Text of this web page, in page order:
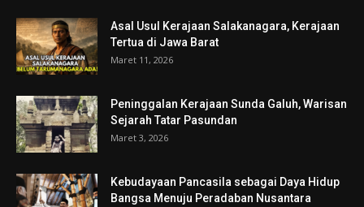
Asal Usul Kerajaan Salakanagara, Kerajaan
Tertua di Jawa Barat
Maret 11, 2026
Peninggalan Kerajaan Sunda Galuh, Warisan
Sejarah Tatar Pasundan
Maret 3, 2026
Kebudayaan Pancasila sebagai Daya Hidup
Bangsa Menuju Peradaban Nusantara